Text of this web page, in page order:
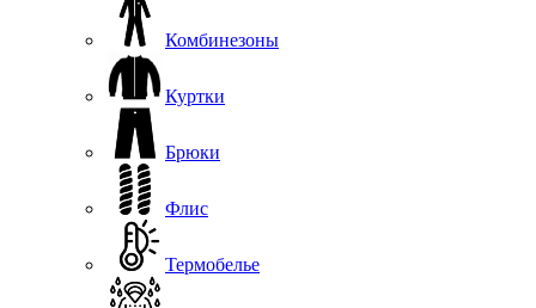
Комбинезоны
Куртки
Брюки
Флис
Термобелье